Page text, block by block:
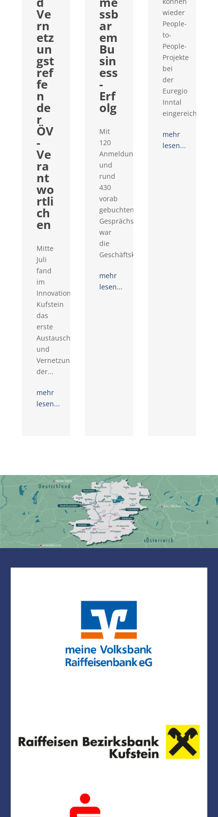
Ve
rn
etz
un
gst
ref
fe
n
de
r
ÖV
-
Ve
ra
nt
wo
rtli
ch
en
Mitte
Juli
fand
im
Innovationsraum
Kufstein
das
erste
Austausch-
und
Vernetzungstreffen
der...
mehr
lesen...
ssb
ar
em
Bu
sin
ess
-
Erf
olg
Mit
120
Anmeldungen
und
rund
430
vorab
gebuchten
Gesprächswünschen
war
die
Geschäftskontaktemesse...
mehr
lesen...
wieder
People-
to-
People-
Projekte
bei
der
Euregio
Inntal
eingereicht...
mehr
lesen...